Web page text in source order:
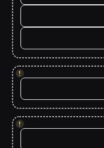
!
!